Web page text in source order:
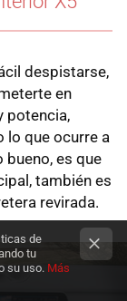
despistarse,
en
potencia,
lo que ocurre a
bueno, es que
también es
revirada.
de
tu
su uso. Más